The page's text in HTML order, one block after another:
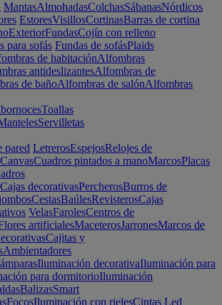
MantasAlmohadasColchasSábanasNórdicos
EstoresVisillosCortinasBarras de cortina
ExteriorFundasCojín con relleno
para sofás Fundas de sofásPlaids
de habitaciónAlfombras
antideslizantesAlfombras de
de bañoAlfombras de salónAlfombras
Toallas
Servilletas
pared LetrerosEspejosRelojes de
CanvasCuadros pintados a manoMarcosPlacas
Cajas decorativasPercherosBurros de
CestasBaúlesRevisterosCajas
VelasFarolesCentros de
artificialesMaceterosJarronesMarcos de
Cajitas y
Ambientadores
Iluminación decorativaIluminación para
para dormitorioIluminación
BalizasSmart
FocosIluminación con rielesCintas Led